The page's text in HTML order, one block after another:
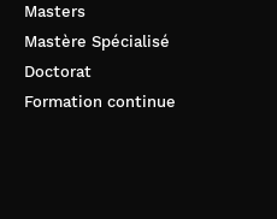
Masters
Mastère Spécialisé
Doctorat
Formation continue